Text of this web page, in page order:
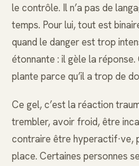
le contrôle. Il n’a pas de
temps. Pour lui, tout est
quand le danger est trop
étonnante : il gèle la
plante parce qu’il a trop de
Ce gel, c’est la réaction
trembler, avoir froid, être
contraire être hyperactif·ve,
place. Certaines personnes